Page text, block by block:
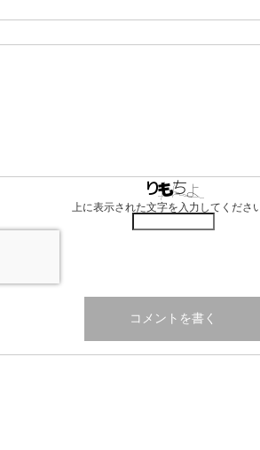
上に表示された文字を入力してください